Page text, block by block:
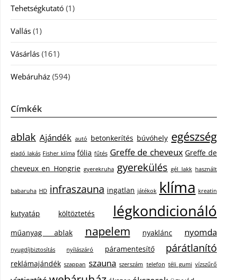
Tehetségkutató (1)
Vallás (1)
Vásárlás (161)
Webáruház (594)
Címkék
ablak Ajándék autó betonkerítés búvóhely egészség
eladó lakás Fisher klíma fólia fűtés Greffe de cheveux Greffe de
cheveux en Hongrie gyerekruha gyerekülés gél lakk használt
babaruha HD infraszauna ingatlan játékok klíma kreatin
kutyatáp költöztetés légkondicionáló
műanyag ablak napelem nyaklánc nyomda
nyugdíjbiztosítás nyílászáró páramentesítő párátlanító
reklámajándék szappan szauna szerszám telefon téli gumi vízszűrő